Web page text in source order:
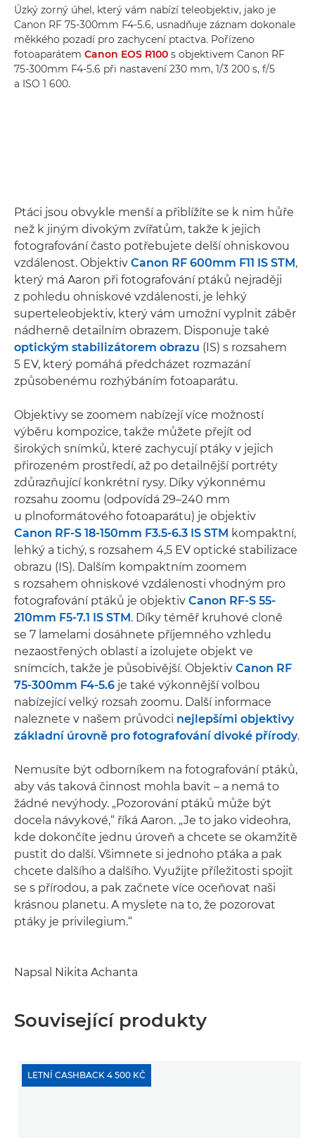
Úzký zorný úhel, který vám nabízí teleobjektiv, jako je
Canon RF 75-300mm F4-5.6, usnadňuje záznam dokonale
měkkého pozadí pro zachycení ptactva. Pořízeno
fotoaparátem Canon EOS R100 s objektivem Canon RF
75-300mm F4-5.6 při nastavení 230 mm, 1/3 200 s, f/5
a ISO 1 600.
Ptáci jsou obvykle menší a přiblížíte se k nim hůře
než k jiným divokým zvířatům, takže k jejich
fotografování často potřebujete delší ohniskovou
vzdálenost. Objektiv Canon RF 600mm F11 IS STM,
který má Aaron při fotografování ptáků nejraději
z pohledu ohniskové vzdálenosti, je lehký
superteleobjektiv, který vám umožní vyplnit záběr
nádherně detailním obrazem. Disponuje také
optickým stabilizátorem obrazu (IS) s rozsahem
5 EV, který pomáhá předcházet rozmazání
způsobenému rozhýbáním fotoaparátu.
Objektivy se zoomem nabízejí více možností
výběru kompozice, takže můžete přejít od
širokých snímků, které zachycují ptáky v jejich
přirozeném prostředí, až po detailnější portréty
zdůrazňující konkrétní rysy. Díky výkonnému
rozsahu zoomu (odpovídá 29–240 mm
u plnoformátového fotoaparátu) je objektiv
Canon RF-S 18-150mm F3.5-6.3 IS STM kompaktní,
lehký a tichý, s rozsahem 4,5 EV optické stabilizace
obrazu (IS). Dalším kompaktním zoomem
s rozsahem ohniskové vzdálenosti vhodným pro
fotografování ptáků je objektiv Canon RF-S 55-
210mm F5-7.1 IS STM. Díky téměř kruhové cloně
se 7 lamelami dosáhnete příjemného vzhledu
nezaostřených oblastí a izolujete objekt ve
snímcích, takže je působivější. Objektiv Canon RF
75-300mm F4-5.6 je také výkonnější volbou
nabízející velký rozsah zoomu. Další informace
naleznete v našem průvodci nejlepšími objektivy
základní úrovně pro fotografování divoké přírody.
Nemusíte být odborníkem na fotografování ptáků,
aby vás taková činnost mohla bavit – a nemá to
žádné nevýhody. „Pozorování ptáků může být
docela návykové,“ říká Aaron. „Je to jako videohra,
kde dokončíte jednu úroveň a chcete se okamžitě
pustit do další. Všimnete si jednoho ptáka a pak
chcete dalšího a dalšího. Využijte příležitosti spojit
se s přírodou, a pak začnete více oceňovat naši
krásnou planetu. A myslete na to, že pozorovat
ptáky je privilegium.“
Napsal Nikita Achanta
Související produkty
LETNÍ CASHBACK 4 500 KČ